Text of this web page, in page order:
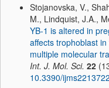
Stojanovska, V.,
M., Lindquist, J.A.,
YB-1 is altered in
affects trophoblast
multiple molecular
Int. J. Mol. Sci. 22
10.3390/